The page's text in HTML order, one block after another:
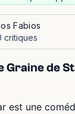
Fabios
critiques
Graine de
est une